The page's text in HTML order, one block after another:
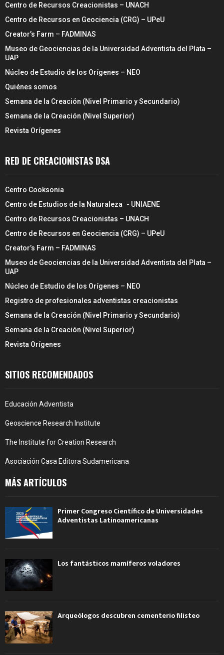
Centro de Recursos Creacionistas – UNACH
Centro de Recursos en Geociencia (CRG) – UPeU
Creator’s Farm – FADMINAS
Museo de Geociencias de la Universidad Adventista del Plata –
UAP
Núcleo de Estudio de los Orígenes – NEO
Quiénes somos
Semana de la Creación (Nivel Primario y Secundario)
Semana de la Creación (Nivel Superior)
Revista Orígenes
RED DE CREACIONISTAS DSA
Centro Cooksonia
Centro de Estudios de la Naturaleza - UNIAENE
Centro de Recursos Creacionistas – UNACH
Centro de Recursos en Geociencia (CRG) – UPeU
Creator’s Farm – FADMINAS
Museo de Geociencias de la Universidad Adventista del Plata –
UAP
Núcleo de Estudio de los Orígenes – NEO
Registro de profesionales adventistas creacionistas
Semana de la Creación (Nivel Primario y Secundario)
Semana de la Creación (Nivel Superior)
Revista Orígenes
SITIOS RECOMENDADOS
Educación Adventista
Geoscience Research Institute
The Institute for Creation Research
Asociación Casa Editora Sudamericana
MÁS ARTÍCULOS
Primer Congreso Científico de Universidades
Adventistas Latinoamericanas
Los fantásticos mamíferos voladores
Arqueólogos descubren cementerio filisteo